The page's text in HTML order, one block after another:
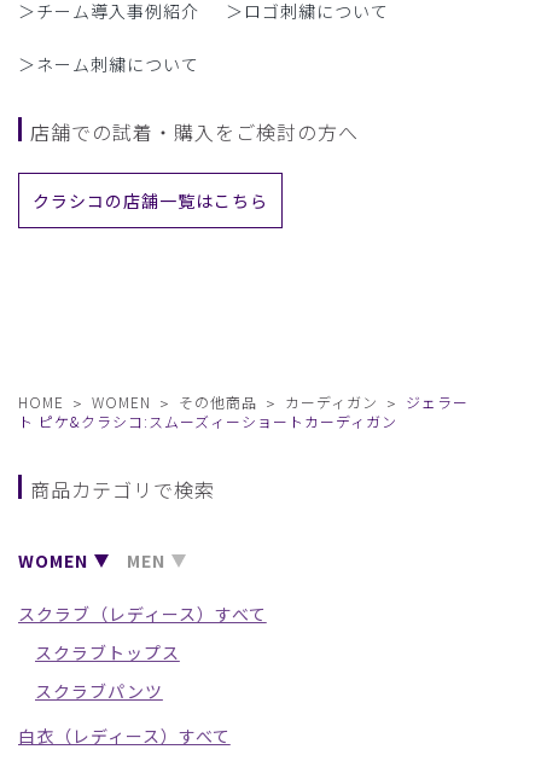
＞チーム導入事例紹介 ＞ロゴ刺繍について
＞ネーム刺繍について
店舗での試着・購入をご検討の方へ
クラシコの店舗一覧はこちら
HOME WOMEN その他商品 カーディガン
ジェラー
ト ピケ&クラシコ:スムーズィーショートカーディガン
商品カテゴリで検索
WOMEN MEN
スクラブ（レディース）すべて
スクラブトップス
スクラブパンツ
白衣（レディース）すべて